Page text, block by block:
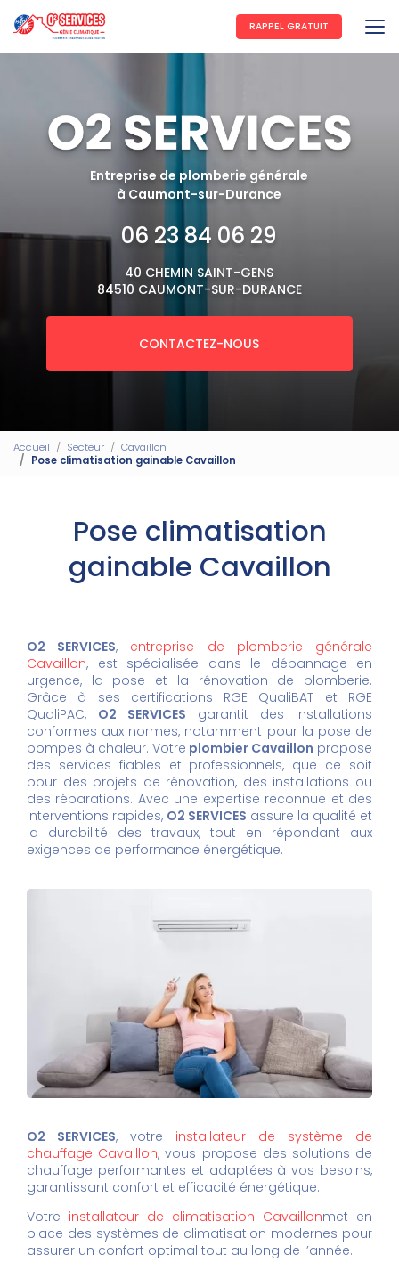
au
contenu
principal
RAPPEL GRATUIT
Entreprise de plomberie générale
à Caumont-sur-Durance
06 23 84 06 29
40 CHEMIN SAINT-GENS
84510 CAUMONT-SUR-DURANCE
CONTACTEZ-NOUS
Accueil Secteur
Cavaillon
Pose climatisation gainable Cavaillon
Pose climatisation
gainable Cavaillon
O2 SERVICES, entreprise de plomberie générale
Cavaillon, est spécialisée dans le dépannage en
urgence, la pose et la rénovation de plomberie.
Grâce à ses certifications RGE QualiBAT et RGE
QualiPAC, O2 SERVICES garantit des installations
conformes aux normes, notamment pour la pose de
pompes à chaleur. Votre plombier Cavaillon propose
des services fiables et professionnels, que ce soit
pour des projets de rénovation, des installations ou
des réparations. Avec une expertise reconnue et des
interventions rapides, O2 SERVICES assure la qualité et
la durabilité des travaux, tout en répondant aux
exigences de performance énergétique.
O2 SERVICES, votre installateur de système de
chauffage Cavaillon, vous propose des solutions de
chauffage performantes et adaptées à vos besoins,
garantissant confort et efficacité énergétique.
Votre installateur de climatisation Cavaillonmet en
place des systèmes de climatisation modernes pour
assurer un confort optimal tout au long de l’année.